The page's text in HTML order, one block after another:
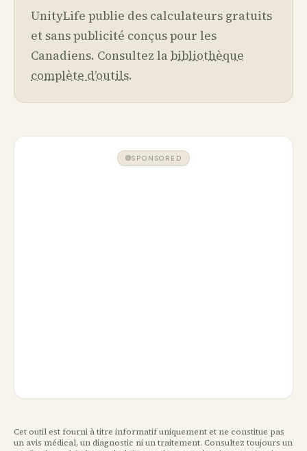
UnityLife publie des calculateurs gratuits
et sans publicité conçus pour les
Canadiens. Consultez la bibliothèque
complète d’outils.
SPONSORED
Cet outil est fourni à titre informatif uniquement et ne constitue pas
un avis médical, un diagnostic ni un traitement. Consultez toujours un